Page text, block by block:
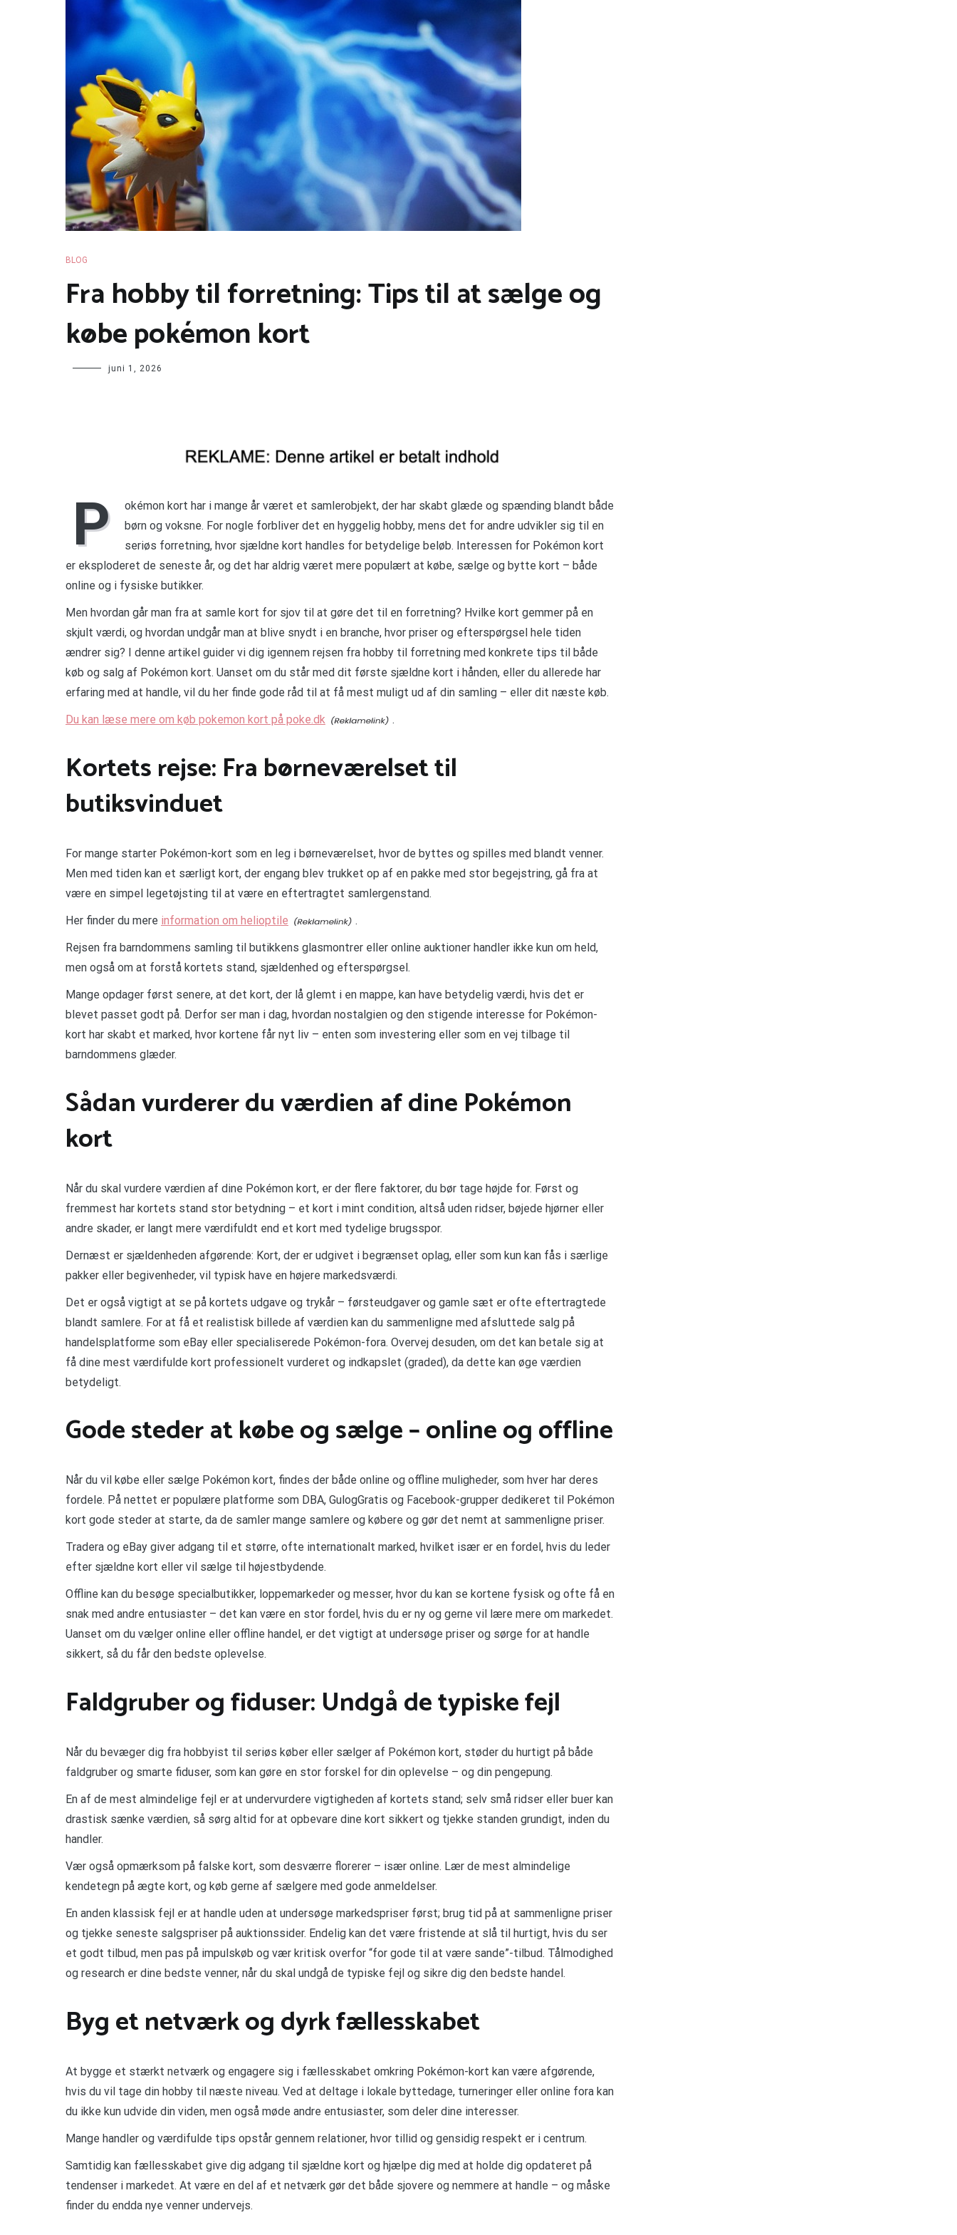
BLOG
Fra hobby til forretning: Tips til at sælge og
købe pokémon kort
juni 1, 2026
P
okémon kort har i mange år været et samlerobjekt, der har skabt glæde og spænding blandt både
børn og voksne. For nogle forbliver det en hyggelig hobby, mens det for andre udvikler sig til en
seriøs forretning, hvor sjældne kort handles for betydelige beløb. Interessen for Pokémon kort
er eksploderet de seneste år, og det har aldrig været mere populært at købe, sælge og bytte kort – både
online og i fysiske butikker.
Men hvordan går man fra at samle kort for sjov til at gøre det til en forretning? Hvilke kort gemmer på en
skjult værdi, og hvordan undgår man at blive snydt i en branche, hvor priser og efterspørgsel hele tiden
ændrer sig? I denne artikel guider vi dig igennem rejsen fra hobby til forretning med konkrete tips til både
køb og salg af Pokémon kort. Uanset om du står med dit første sjældne kort i hånden, eller du allerede har
erfaring med at handle, vil du her finde gode råd til at få mest muligt ud af din samling – eller dit næste køb.
Du kan læse mere om køb pokemon kort på poke.dk
.
Kortets rejse: Fra børneværelset til
butiksvinduet
For mange starter Pokémon-kort som en leg i børneværelset, hvor de byttes og spilles med blandt venner.
Men med tiden kan et særligt kort, der engang blev trukket op af en pakke med stor begejstring, gå fra at
være en simpel legetøjsting til at være en eftertragtet samlergenstand.
Her finder du mere information om helioptile
.
Rejsen fra barndommens samling til butikkens glasmontrer eller online auktioner handler ikke kun om held,
men også om at forstå kortets stand, sjældenhed og efterspørgsel.
Mange opdager først senere, at det kort, der lå glemt i en mappe, kan have betydelig værdi, hvis det er
blevet passet godt på. Derfor ser man i dag, hvordan nostalgien og den stigende interesse for Pokémon-
kort har skabt et marked, hvor kortene får nyt liv – enten som investering eller som en vej tilbage til
barndommens glæder.
Sådan vurderer du værdien af dine Pokémon
kort
Når du skal vurdere værdien af dine Pokémon kort, er der flere faktorer, du bør tage højde for. Først og
fremmest har kortets stand stor betydning – et kort i mint condition, altså uden ridser, bøjede hjørner eller
andre skader, er langt mere værdifuldt end et kort med tydelige brugsspor.
Dernæst er sjældenheden afgørende: Kort, der er udgivet i begrænset oplag, eller som kun kan fås i særlige
pakker eller begivenheder, vil typisk have en højere markedsværdi.
Det er også vigtigt at se på kortets udgave og trykår – førsteudgaver og gamle sæt er ofte eftertragtede
blandt samlere. For at få et realistisk billede af værdien kan du sammenligne med afsluttede salg på
handelsplatforme som eBay eller specialiserede Pokémon-fora. Overvej desuden, om det kan betale sig at
få dine mest værdifulde kort professionelt vurderet og indkapslet (graded), da dette kan øge værdien
betydeligt.
Gode steder at købe og sælge – online og offline
Når du vil købe eller sælge Pokémon kort, findes der både online og offline muligheder, som hver har deres
fordele. På nettet er populære platforme som DBA, GulogGratis og Facebook-grupper dedikeret til Pokémon
kort gode steder at starte, da de samler mange samlere og købere og gør det nemt at sammenligne priser.
Tradera og eBay giver adgang til et større, ofte internationalt marked, hvilket især er en fordel, hvis du leder
efter sjældne kort eller vil sælge til højestbydende.
Offline kan du besøge specialbutikker, loppemarkeder og messer, hvor du kan se kortene fysisk og ofte få en
snak med andre entusiaster – det kan være en stor fordel, hvis du er ny og gerne vil lære mere om markedet.
Uanset om du vælger online eller offline handel, er det vigtigt at undersøge priser og sørge for at handle
sikkert, så du får den bedste oplevelse.
Faldgruber og fiduser: Undgå de typiske fejl
Når du bevæger dig fra hobbyist til seriøs køber eller sælger af Pokémon kort, støder du hurtigt på både
faldgruber og smarte fiduser, som kan gøre en stor forskel for din oplevelse – og din pengepung.
En af de mest almindelige fejl er at undervurdere vigtigheden af kortets stand; selv små ridser eller buer kan
drastisk sænke værdien, så sørg altid for at opbevare dine kort sikkert og tjekke standen grundigt, inden du
handler.
Vær også opmærksom på falske kort, som desværre florerer – især online. Lær de mest almindelige
kendetegn på ægte kort, og køb gerne af sælgere med gode anmeldelser.
En anden klassisk fejl er at handle uden at undersøge markedspriser først; brug tid på at sammenligne priser
og tjekke seneste salgspriser på auktionssider. Endelig kan det være fristende at slå til hurtigt, hvis du ser
et godt tilbud, men pas på impulskøb og vær kritisk overfor “for gode til at være sande”-tilbud. Tålmodighed
og research er dine bedste venner, når du skal undgå de typiske fejl og sikre dig den bedste handel.
Byg et netværk og dyrk fællesskabet
At bygge et stærkt netværk og engagere sig i fællesskabet omkring Pokémon-kort kan være afgørende,
hvis du vil tage din hobby til næste niveau. Ved at deltage i lokale byttedage, turneringer eller online fora kan
du ikke kun udvide din viden, men også møde andre entusiaster, som deler dine interesser.
Mange handler og værdifulde tips opstår gennem relationer, hvor tillid og gensidig respekt er i centrum.
Samtidig kan fællesskabet give dig adgang til sjældne kort og hjælpe dig med at holde dig opdateret på
tendenser i markedet. At være en del af et netværk gør det både sjovere og nemmere at handle – og måske
finder du endda nye venner undervejs.